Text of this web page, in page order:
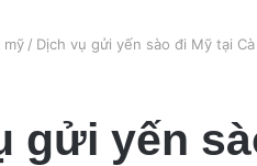
mỹ / Dịch vụ gửi yến sào đi Mỹ tại
gửi yến